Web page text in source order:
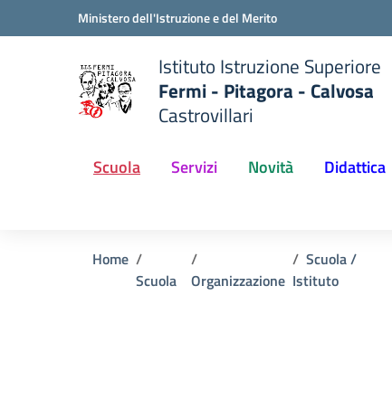
Vai ai contenuti
Vai al menu di navigazioneMinistero dell'Istruzione e del Merito
Istituto Istruzione Superiore
Fermi - Pitagora - Calvosa
Castrovillari
Scuola Servizi Novità Didattica
Home
Scuola
Organizzazione
Scuola /
Istituto